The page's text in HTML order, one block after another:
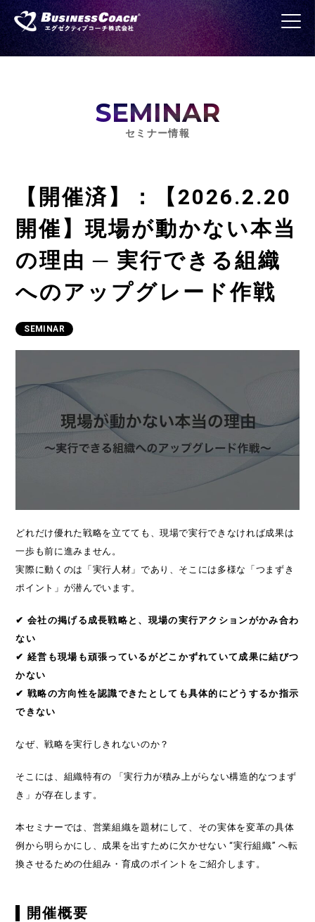
SEMINAR
セミナー情報
【開催済】：【2026.2.20
開催】現場が動かない本当
の理由 ─ 実行できる組織
へのアップグレード作戦
SEMINAR
どれだけ優れた戦略を立てても、現場で実行できなければ成果は
一歩も前に進みません。
実際に動くのは「実行人材」であり、そこには多様な「つまずき
ポイント」が潜んでいます。
✔ 会社の掲げる成長戦略と、現場の実行アクションがかみ合わ
ない
✔ 経営も現場も頑張っているがどこかずれていて成果に結びつ
かない
✔ 戦略の方向性を認識できたとしても具体的にどうするか指示
できない
なぜ、戦略を実行しきれないのか？
そこには、組織特有の 「実行力が積み上がらない構造的なつまず
き」が存在します。
本セミナーでは、営業組織を題材にして、その実体を変革の具体
例から明らかにし、成果を出すために欠かせない “実行組織” へ転
換させるための仕組み・育成のポイントをご紹介します。
開催概要